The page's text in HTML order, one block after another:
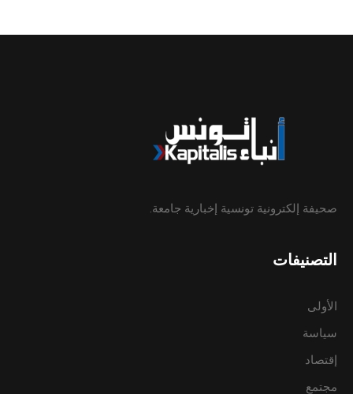
صحيفة إلكترونية تونسية إخبارية جامعة.
التصنيفات
الأولى
سياسة
إقتصاد
مجتمع